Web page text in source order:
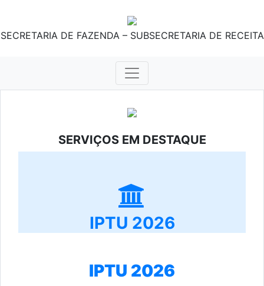
SECRETARIA DE FAZENDA – SUBSECRETARIA DE RECEITA
SERVIÇOS EM DESTAQUE
IPTU 2026
IPTU 2026